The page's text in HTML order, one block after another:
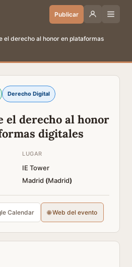
Publicar
el derecho al honor en plataformas
Derecho Digital
el derecho al honor
digitales
LUGAR
IE Tower
Madrid (Madrid)
Calendar 🌐 Web del evento